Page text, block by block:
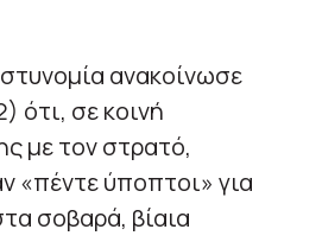
ανακοίνωσε
ότι, σε κοινή
με τον στρατό,
«πέντε ύποπτοι» για
σοβαρά, βίαια